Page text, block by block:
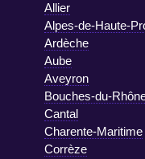
Allier
Alpes-de-Haute-
Ardèche
Aube
Aveyron
Bouches-du-
Cantal
Charente-Maritime
Corrèze